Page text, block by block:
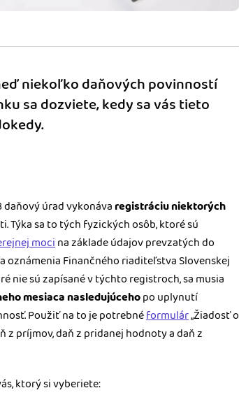
niekoľko daňových povinností
sa dozviete, kedy sa vás tieto
daňový úrad vykonávaregistráciu niektorých
Týka sa to tých fyzických osôb, ktoré sú
mocina základe údajov prevzatých do
Finančného riaditeľstva Slovenskej
nie sú zapísané v týchto registroch, sa musia
mesiaca nasledujúcehopo uplynutí
Použiť na to je potrebnéformulár„Žiadosť o
z príjmov, daň z pridanej hodnoty a daň z
ktorý si vyberiete: